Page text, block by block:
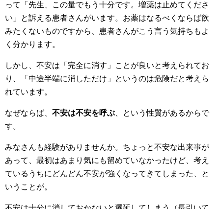
って「先生、この量でもう十分です。増薬は止めてくださ
い」と訴える患者さんがいます。お薬はなるべくならば飲
みたくないものですから、患者さんがこう言う気持ちもよ
く分かります。
しかし、不安は「完全に消す」ことが良いと考えられてお
り、「中途半端に消しただけ」というのは危険だと考えら
れています。
なぜならば、 不安は不安を呼ぶ 、という性質があるからで
す。
みなさんも経験がありませんか。ちょっと不安な出来事が
あって、最初はあまり気にも留めていなかったけど、考え
ているうちにどんどん不安が強くなってきてしまった、と
いうことが。